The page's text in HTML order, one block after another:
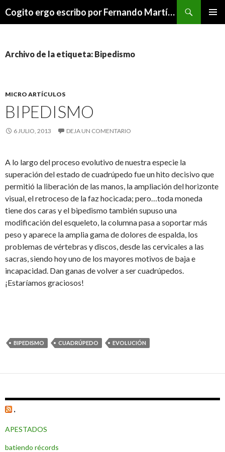
Cogito ergo escribo por Fernando Martínez Serrano
Archivo de la etiqueta: Bipedismo
MICRO ARTÍCULOS
BIPEDISMO
6 JULIO, 2013 DEJA UN COMENTARIO
A lo largo del proceso evolutivo de nuestra especie la
superación del estado de cuadrúpedo fue un hito decisivo que
permitió la liberación de las manos, la ampliación del horizonte
visual, el retroceso de la faz hocicada; pero…toda moneda
tiene dos caras y el bipedismo también supuso una
modificación del esqueleto, la columna pasa a soportar más
peso y aparece la amplia gama de dolores de espalda, los
problemas de vértebras y discos, desde las cervicales a las
sacras, siendo hoy uno de los mayores motivos de baja e
incapacidad. Dan ganas de volver a ser cuadrúpedos.
¡Estaríamos graciosos!
BIPEDISMO CUADRÚPEDO EVOLUCIÓN
.
APESTADOS
batiendo récords